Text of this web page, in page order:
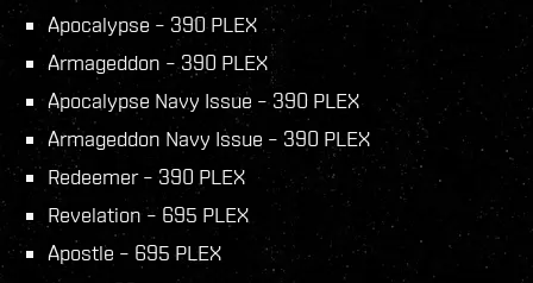
Apocalypse – 390 PLEX
Armageddon – 390 PLEX
Apocalypse Navy Issue – 390 PLEX
Armageddon Navy Issue – 390 PLEX
Redeemer – 390 PLEX
Revelation – 695 PLEX
Apostle – 695 PLEX